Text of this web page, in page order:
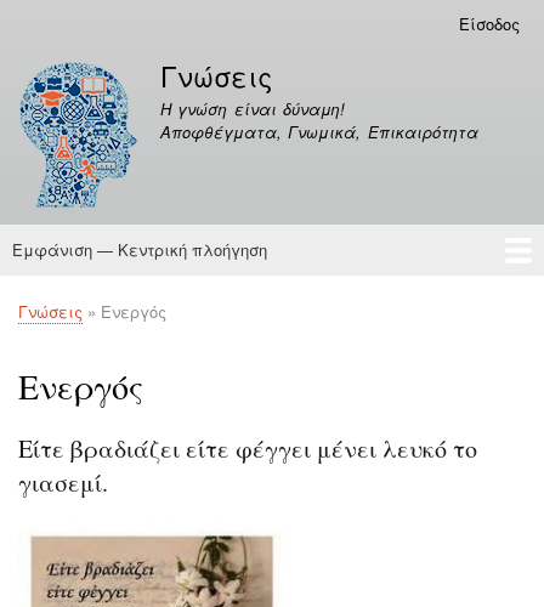
περιεχόμενο
λογαριασμού
χρήστη
Είσοδος
Γνώσεις
Η γνώση είναι δύναμη!
Αποφθέγματα, Γνωμικά, Επικαιρότητα
Κεντρική
Εμφάνιση — Κεντρική πλοήγηση
Γνώσεις
Αποφθέγματα
Breadcrumb
Γνώσεις Ενεργός
Ενεργός
Είτε βραδιάζει είτε φέγγει μένει λευκό το
γιασεμί.